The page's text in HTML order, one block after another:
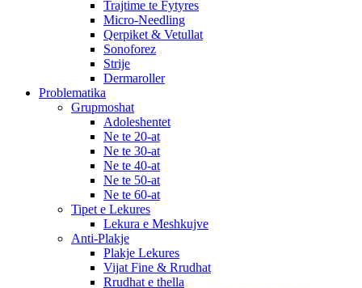
Trajtime te Fytyres
Micro-Needling
Qerpiket & Vetullat
Sonoforez
Strije
Dermaroller
Problematika
Grupmoshat
Adoleshentet
Ne te 20-at
Ne te 30-at
Ne te 40-at
Ne te 50-at
Ne te 60-at
Tipet e Lekures
Lekura e Meshkujve
Anti-Plakje
Plakje Lekures
Vijat Fine & Rrudhat
Rrudhat e thella